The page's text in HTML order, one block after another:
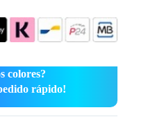
colores?
rápido!